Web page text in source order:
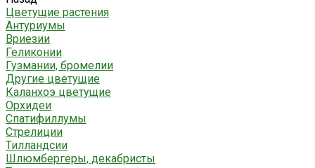
Цветущие растения
Антуриумы
Вриезии
Геликонии
Гузмании, бромелии
Другие цветущие
Каланхоэ цветущие
Орхидеи
Спатифиллумы
Стрелиции
Тилландсии
Шлюмбергеры, декабристы